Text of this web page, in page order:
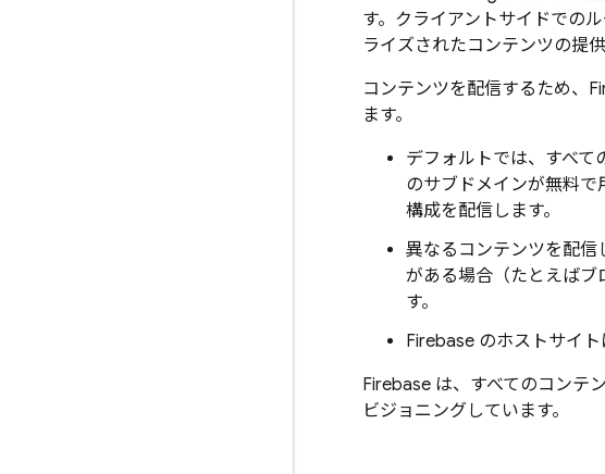
す。クライアントサイドでの
ライズされたコンテンツの提
コンテンツを配信するため、
ます。
デフォルトでは、すべて
のサブドメインが無料で
構成を配信します。
異なるコンテンツを配信
がある場合（たとえばブ
す。
Firebase のホストサイト
Firebase は、すべてのコンテ
ビジョニングしています。